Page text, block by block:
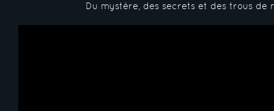
Du mystère, des secrets et des trous de